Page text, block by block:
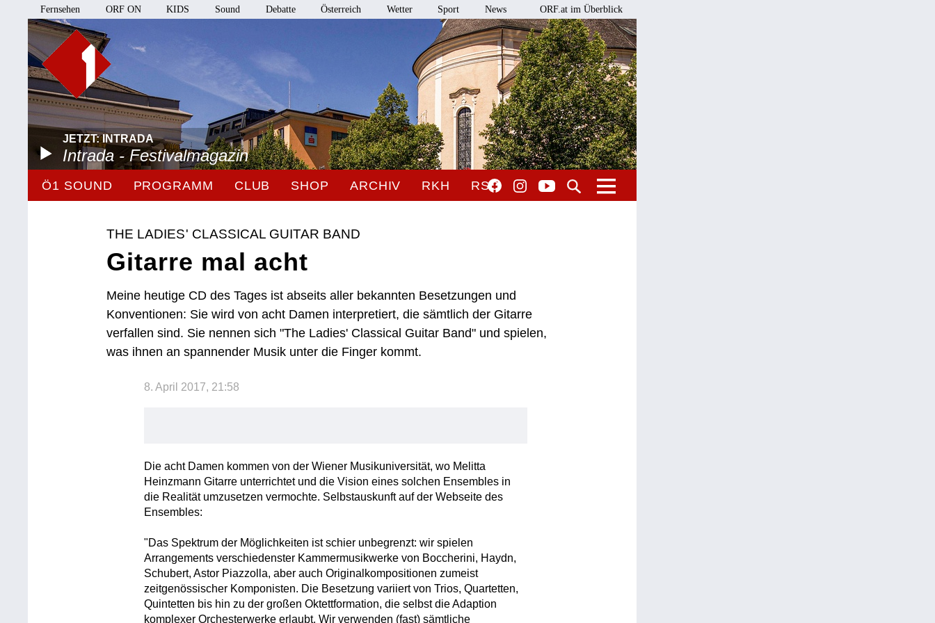
Fernsehen ORF ON KIDS Sound Debatte Österreich Wetter Sport News ORF.at im Überblick
JETZT: INTRADA
Intrada - Festivalmagazin
Ö1 SOUND PROGRAMM CLUB SHOP ARCHIV RKH RSO
THE LADIES' CLASSICAL GUITAR BAND
Gitarre mal acht
Meine heutige CD des Tages ist abseits aller bekannten Besetzungen und
Konventionen: Sie wird von acht Damen interpretiert, die sämtlich der Gitarre
verfallen sind. Sie nennen sich "The Ladies' Classical Guitar Band" und spielen,
was ihnen an spannender Musik unter die Finger kommt.
8. April 2017, 21:58
Die acht Damen kommen von der Wiener Musikuniversität, wo Melitta
Heinzmann Gitarre unterrichtet und die Vision eines solchen Ensembles in
die Realität umzusetzen vermochte. Selbstauskunft auf der Webseite des
Ensembles:
"Das Spektrum der Möglichkeiten ist schier unbegrenzt: wir spielen
Arrangements verschiedenster Kammermusikwerke von Boccherini, Haydn,
Schubert, Astor Piazzolla, aber auch Originalkompositionen zumeist
zeitgenössischer Komponisten. Die Besetzung variiert von Trios, Quartetten,
Quintetten bis hin zu der großen Oktettformation, die selbst die Adaption
komplexer Orchesterwerke erlaubt. Wir verwenden (fast) sämtliche